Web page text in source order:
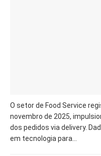
O setor de Food Service
novembro de 2025,
dos pedidos via delivery.
em tecnologia para...